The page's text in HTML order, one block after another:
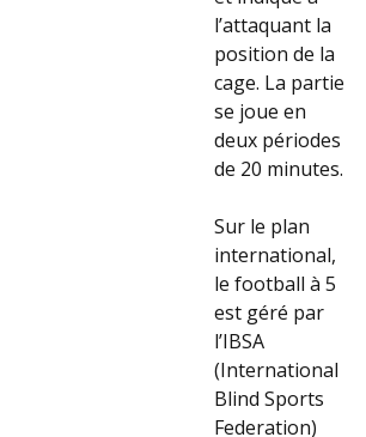
l’attaquant la
position de la
cage. La partie
se joue en
deux périodes
de 20 minutes.
Sur le plan
international,
le football à 5
est géré par
l’IBSA
(International
Blind Sports
Federation)